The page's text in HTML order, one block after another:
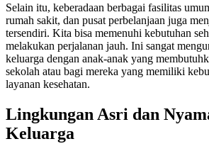
Selain itu, keberadaan berbagai fasilitas
rumah sakit, dan pusat perbelanjaan juga
tersendiri. Kita bisa memenuhi kebutuhan
melakukan perjalanan jauh. Ini sangat
keluarga dengan anak-anak yang
sekolah atau bagi mereka yang memiliki
layanan kesehatan.
Lingkungan Asri dan
Keluarga